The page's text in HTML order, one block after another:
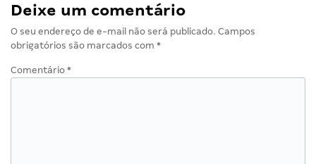
Deixe um comentário
O seu endereço de e-mail não será publicado. Campos
obrigatórios são marcados com *
Comentário *